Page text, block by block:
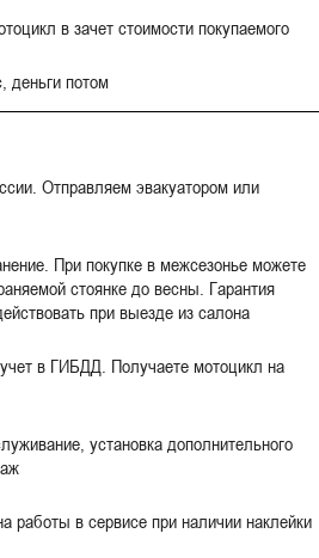
в зачет стоимости покупаемого
деньги потом
Отправляем эвакуатором или
При покупке в межсезонье можете
стоянке до весны. Гарантия
при выезде из салона
в ГИБДД. Получаете мотоцикл на
установка дополнительного
работы в сервисе при наличии наклейки